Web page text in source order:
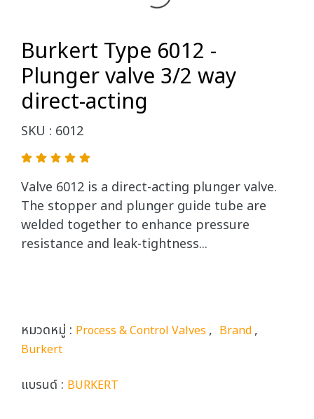
Burkert Type 6012 -
Plunger valve 3/2 way
direct-acting
SKU : 6012
Valve 6012 is a direct-acting plunger valve.
The stopper and plunger guide tube are
welded together to enhance pressure
resistance and leak-tightness...
หมวดหมู่ : Process & Control Valves , Brand,
Burkert
แบรนด์ : BURKERT